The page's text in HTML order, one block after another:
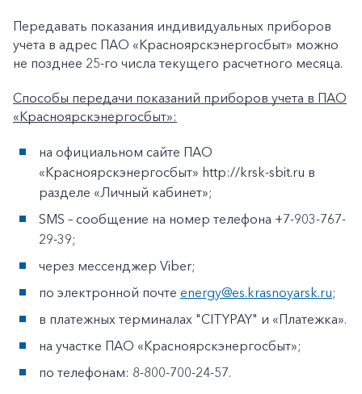
Заказать обратный звонок
Передавать показания индивидуальных приборов
учета в адрес ПАО «Красноярскэнергосбыт» можно
не позднее 25-го числа текущего расчетного месяца.
Способы передачи показаний приборов учета в ПАО
«Красноярскэнергосбыт»:
на официальном сайте ПАО
«Красноярскэнергосбыт» http://krsk-sbit.ru в
разделе «Личный кабинет»;
SMS – сообщение на номер телефона +7-903-767-
29-39;
через мессенджер Viber;
по электронной почте energy@es.krasnoyarsk.ru;
в платежных терминалах "CITYPAY" и «Платежка».
на участке ПАО «Красноярскэнергосбыт»;
по телефонам: 8-800-700-24-57.